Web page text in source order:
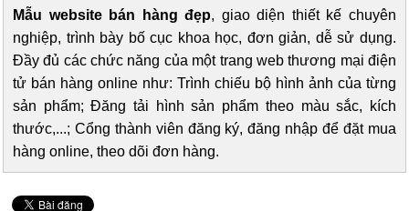
Mẫu website bán hàng đẹp, giao diện thiết kế chuyên
nghiệp, trình bày bố cục khoa học, đơn giản, dễ sử dụng.
Đầy đủ các chức năng của một trang web thương mại điện
tử bán hàng online như: Trình chiếu bộ hình ảnh của từng
sản phẩm; Đăng tải hình sản phẩm theo màu sắc, kích
thước,...; Cổng thành viên đăng ký, đăng nhập để đặt mua
hàng online, theo dõi đơn hàng.